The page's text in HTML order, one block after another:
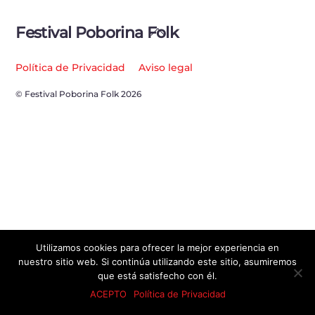
Back
Top
Festival Poborina Folk
Política de Privacidad Aviso legal
© Festival Poborina Folk 2026
Utilizamos cookies para ofrecer la mejor experiencia en
nuestro sitio web. Si continúa utilizando este sitio, asumiremos
que está satisfecho con él.
ACEPTO
Política de Privacidad